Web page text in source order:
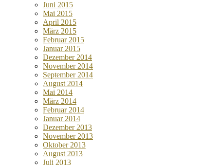
Juni 2015
Mai 2015
April 2015
März 2015
Februar 2015
Januar 2015
Dezember 2014
November 2014
September 2014
August 2014
Mai 2014
März 2014
Februar 2014
Januar 2014
Dezember 2013
November 2013
Oktober 2013
August 2013
Juli 2013